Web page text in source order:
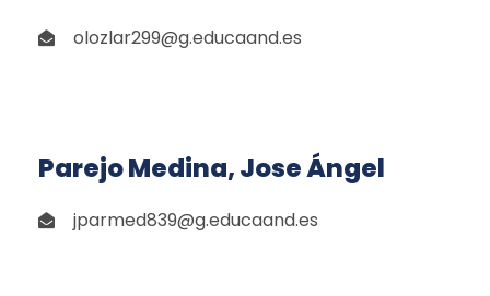
olozlar299@g.educaand.es
Parejo Medina, Jose Ángel
jparmed839@g.educaand.es